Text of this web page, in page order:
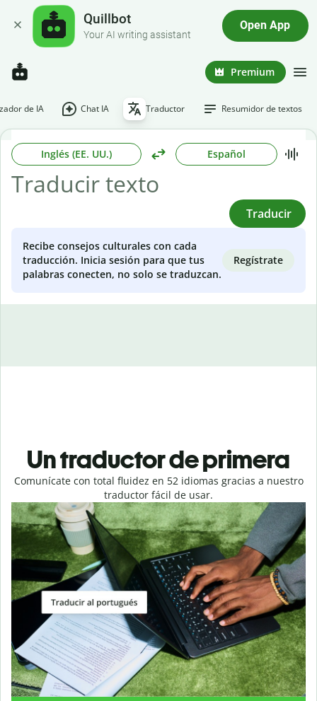
Quillbot
Your AI writing assistant
Open App
Premium
de IA Chat IA Traductor Resumidor de textos
Inglés (EE. UU.) Español
Traducir
Recibe consejos culturales con cada
traducción. Inicia sesión para que tus
palabras conecten, no solo se traduzcan.
Regístrate
Un traductor de primera
Comunícate con total fluidez en 52 idiomas gracias a nuestro
traductor fácil de usar.